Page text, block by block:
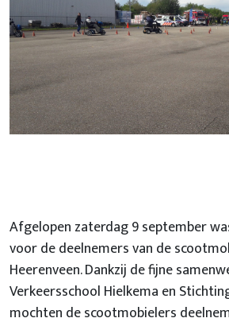
Afgelopen zaterdag 9 september
voor de deelnemers van de
Heerenveen. Dankzij de fijne
Verkeersschool Hielkema en
mochten de scootmobielers